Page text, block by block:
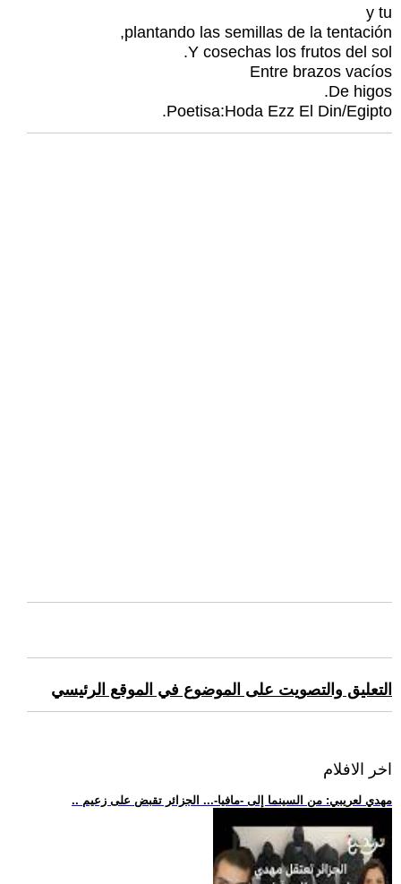
y tu
plantando las semillas de la tentación,
Y cosechas los frutos del sol.
Entre brazos vacíos
De higos.
Poetisa:Hoda Ezz El Din/Egipto.
التعليق والتصويت على الموضوع في الموقع الرئيسي
اخر الافلام
.. مهدي لعريبي: من السينما إلى -مافيا-... الجزائر تقبض على زعيم